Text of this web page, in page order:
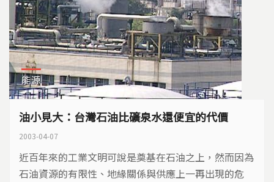
能源
油小見大：台灣石油比礦泉水還便宜的代價
2003-04-07
近百年來的工業文明可說是奠基在石油之上，然而因為
石油資源的有限性、地緣關係與供應上一再出現的危